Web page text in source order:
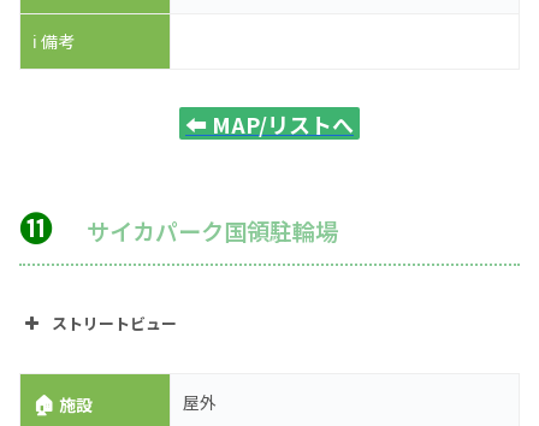
ℹ️ 備考
⬅️ MAP/リストへ
⓫ サイカパーク国領駐輪場
ストリートビュー
🏠施設 屋外